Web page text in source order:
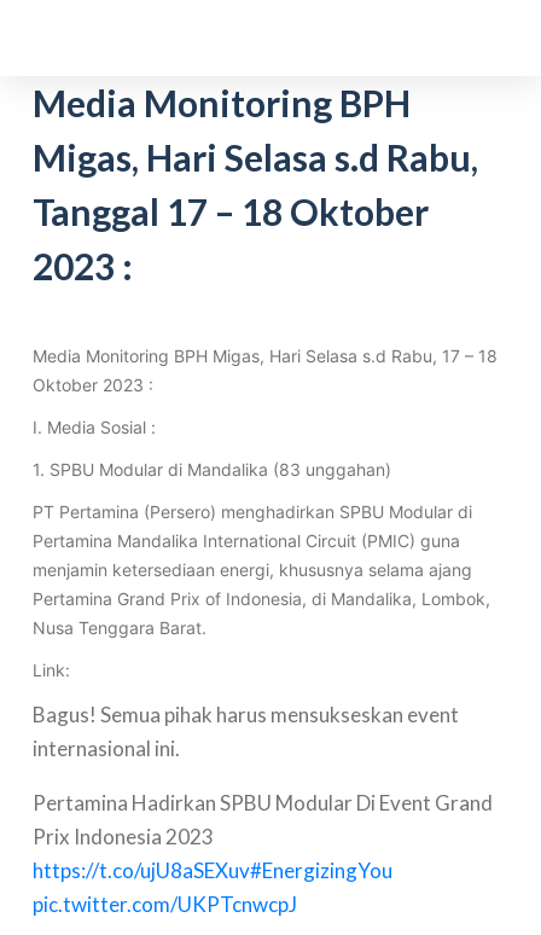
p
o
c
n
n
Media Monitoring BPH
Migas, Hari Selasa s.d Rabu,
Tanggal 17 – 18 Oktober
2023 :
Media Monitoring BPH Migas, Hari Selasa s.d Rabu, 17 – 18
Oktober 2023 :
I. Media Sosial :
1. SPBU Modular di Mandalika (83 unggahan)
PT Pertamina (Persero) menghadirkan SPBU Modular di
Pertamina Mandalika International Circuit (PMIC) guna
menjamin ketersediaan energi, khususnya selama ajang
Pertamina Grand Prix of Indonesia, di Mandalika, Lombok,
Nusa Tenggara Barat.
Link:
Bagus! Semua pihak harus mensukseskan event
internasional ini.
Pertamina Hadirkan SPBU Modular Di Event Grand
Prix Indonesia 2023
https://t.co/ujU8aSEXuv#EnergizingYou
pic.twitter.com/UKPTcnwcpJ